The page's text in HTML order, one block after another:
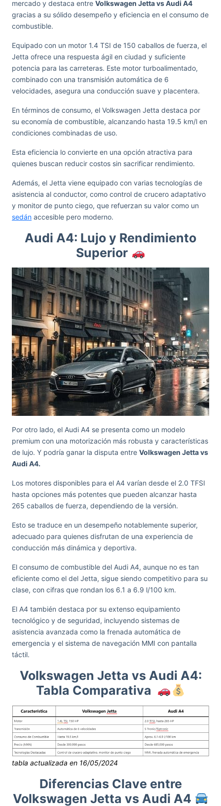
mercado y destaca entre Volkswagen Jetta vs Audi A4
gracias a su sólido desempeño y eficiencia en el consumo de
combustible.
Equipado con un motor 1.4 TSI de 150 caballos de fuerza, el
Jetta ofrece una respuesta ágil en ciudad y suficiente
potencia para las carreteras. Este motor turboalimentado,
combinado con una transmisión automática de 6
velocidades, asegura una conducción suave y placentera.
En términos de consumo, el Volkswagen Jetta destaca por
su economía de combustible, alcanzando hasta 19.5 km/l en
condiciones combinadas de uso.
Esta eficiencia lo convierte en una opción atractiva para
quienes buscan reducir costos sin sacrificar rendimiento.
Además, el Jetta viene equipado con varias tecnologías de
asistencia al conductor, como control de crucero adaptativo
y monitor de punto ciego, que refuerzan su valor como un
sedán accesible pero moderno.
Audi A4: Lujo y Rendimiento
Superior
Por otro lado, el Audi A4 se presenta como un modelo
premium con una motorización más robusta y características
de lujo. Y podría ganar la disputa entre Volkswagen Jetta vs
Audi A4.
Los motores disponibles para el A4 varían desde el 2.0 TFSI
hasta opciones más potentes que pueden alcanzar hasta
265 caballos de fuerza, dependiendo de la versión.
Esto se traduce en un desempeño notablemente superior,
adecuado para quienes disfrutan de una experiencia de
conducción más dinámica y deportiva.
El consumo de combustible del Audi A4, aunque no es tan
eficiente como el del Jetta, sigue siendo competitivo para su
clase, con cifras que rondan los 6.1 a 6.9 l/100 km.
El A4 también destaca por su extenso equipamiento
tecnológico y de seguridad, incluyendo sistemas de
asistencia avanzada como la frenada automática de
emergencia y el sistema de navegación MMI con pantalla
táctil.
Volkswagen Jetta vs Audi A4:
Tabla Comparativa
tabla actualizada en 16/05/2024
Diferencias Clave entre
Volkswagen Jetta vs Audi A4